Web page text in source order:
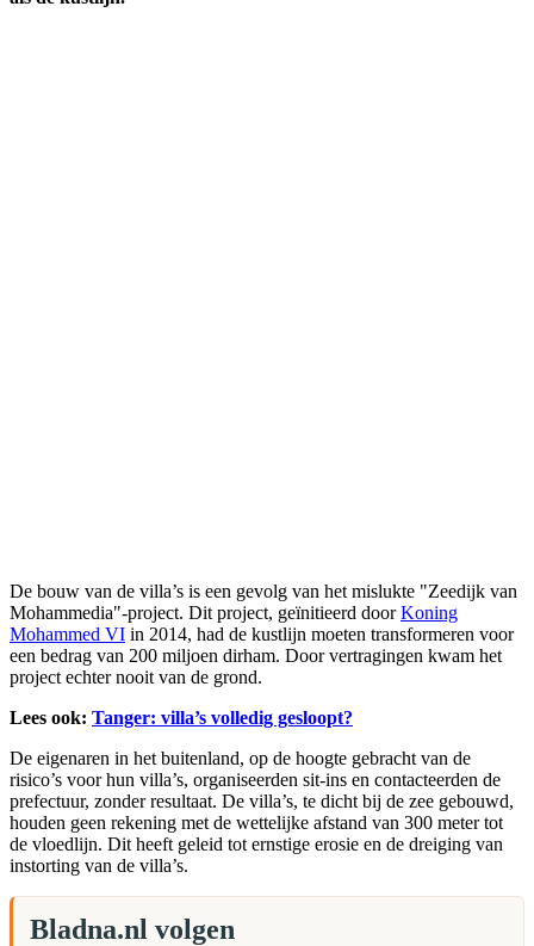
De bouw van de villa’s is een gevolg van het mislukte "Zeedijk van
Mohammedia"-project. Dit project, geïnitieerd doorKoning
Mohammed VI in 2014, had de kustlijn moeten transformeren voor
een bedrag van 200 miljoen dirham. Door vertragingen kwam het
project echter nooit van de grond.
Lees ook: Tanger: villa’s volledig gesloopt?
De eigenaren in het buitenland, op de hoogte gebracht van de
risico’s voor hun villa’s, organiseerden sit-ins en contacteerden de
prefectuur, zonder resultaat. De villa’s, te dicht bij de zee gebouwd,
houden geen rekening met de wettelijke afstand van 300 meter tot
de vloedlijn. Dit heeft geleid tot ernstige erosie en de dreiging van
instorting van de villa’s.
Bladna.nl volgen